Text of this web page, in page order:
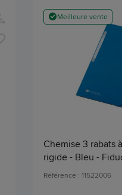
Meilleure vente
Chemise 3 rabats
rigide - Bleu -
Référence : 11522006